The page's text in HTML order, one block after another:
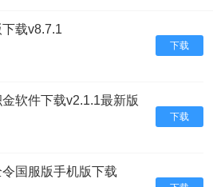
载v8.7.1
下载
软件下载v2.1.1最新版
下载
国服版手机版下载